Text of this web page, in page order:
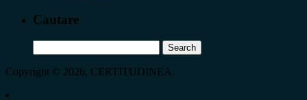
Cautare
for:
Copyright © 2026, CERTITUDINEA.